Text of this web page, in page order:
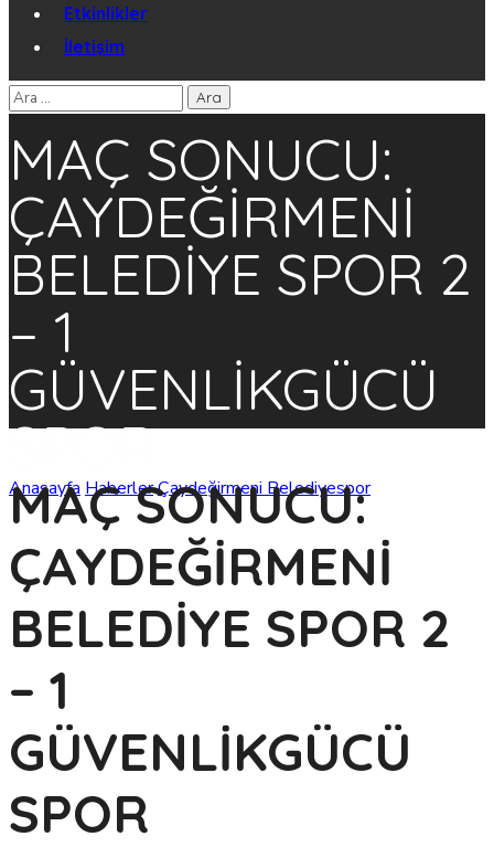
Etkinlikler
İletişim
MAÇ SONUCU:
ÇAYDEĞİRMENİ
BELEDİYE SPOR 2
– 1
GÜVENLİKGÜCÜ
SPOR
Anasayfa HaberlerÇaydeğirmeni Belediyespor
SONUCU: ÇAYDEĞİRMENİ BELEDİYE SPOR 2 – 1
GÜVENLİKGÜCÜ SPOR
MAÇ SONUCU:
ÇAYDEĞİRMENİ
BELEDİYE SPOR 2
– 1
GÜVENLİKGÜCÜ
SPOR